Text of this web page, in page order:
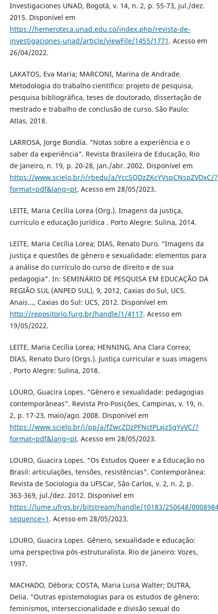
Investigaciones UNAD, Bogotá, v. 14, n. 2, p. 55-73, jul./dez.
2015. Disponível em
https://hemeroteca.unad.edu.co/index.php/revista-de-
investigaciones-unad/article/viewFile/1455/1771 . Acesso em
26/04/2022.
LAKATOS, Eva Maria; MARCONI, Marina de Andrade.
Metodologia do trabalho científico: projeto de pesquisa,
pesquisa bibliográfica, teses de doutorado, dissertação de
mestrado e trabalho de conclusão de curso. São Paulo:
Atlas, 2018.
LARROSA, Jorge Bondía. “Notas sobre a experiência e o
saber da experiência”. Revista Brasileira de Educação, Rio
de Janeiro, n. 19, p. 20-28, jan./abr. 2002. Disponível em
https://www.scielo.br/j/rbedu/a/Ycc5QDzZKcYVspCNspZVDxC/?
format=pdf&lang=pt. Acesso em 28/05/2023.
LEITE, Maria Cecília Lorea (Org.). Imagens da justiça,
currículo e educação jurídica . Porto Alegre: Sulina, 2014.
LEITE, Maria Cecília Lorea; DIAS, Renato Duro. “Imagens da
justiça e questões de gênero e sexualidade: elementos para
a análise do currículo do curso de direito e de sua
pedagogia”. In: SEMINÁRIO DE PESQUISA EM EDUCAÇÃO DA
REGIÃO SUL (ANPED SUL), 9, 2012, Caxias do Sul, UCS.
Anais..., Caxias do Sul: UCS, 2012. Disponível em
http://repositorio.furg.br/handle/1/4117. Acesso em
19/05/2022.
LEITE, Maria Cecília Lorea; HENNING, Ana Clara Correa;
DIAS, Renato Duro (Orgs.). Justiça curricular e suas imagens
. Porto Alegre: Sulina, 2018.
LOURO, Guacira Lopes. “Gênero e sexualidade: pedagogias
contemporâneas”. Revista Pro-Posições, Campinas, v. 19, n.
2, p. 17-23, maio/ago. 2008. Disponível em
https://www.scielo.br/j/pp/a/fZwcZDzPFNctPLxjzSgYvVC/?
format=pdf&lang=pt. Acesso em 28/05/2023.
LOURO, Guacira Lopes. “Os Estudos Queer e a Educação no
Brasil: articulações, tensões, resistências”. Contemporânea:
Revista de Sociologia da UFSCar, São Carlos, v. 2, n. 2, p.
363-369, jul./dez. 2012. Disponível em
https://lume.ufrgs.br/bitstream/handle/10183/250648/
sequence=1 . Acesso em 28/05/2023.
LOURO, Guacira Lopes. Gênero, sexualidade e educação:
uma perspectiva pós-estruturalista. Rio de Janeiro: Vozes,
1997.
MACHADO, Débora; COSTA, Maria Luisa Walter; DUTRA,
Delia. “Outras epistemologias para os estudos de gênero:
feminismos, interseccionalidade e divisão sexual do